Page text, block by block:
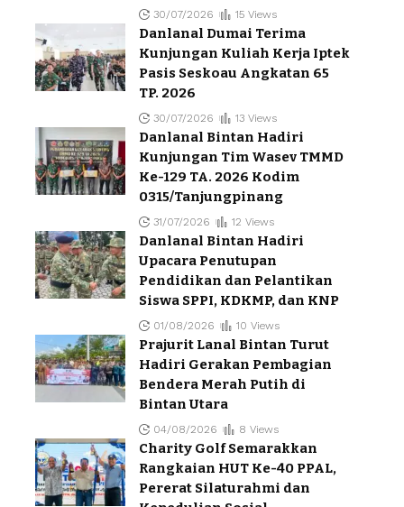
30/07/2026 15 Views
Danlanal Dumai Terima
Kunjungan Kuliah Kerja Iptek
Pasis Seskoau Angkatan 65
TP. 2026
30/07/2026 13 Views
Danlanal Bintan Hadiri
Kunjungan Tim Wasev TMMD
Ke-129 TA. 2026 Kodim
0315/Tanjungpinang
31/07/2026 12 Views
Danlanal Bintan Hadiri
Upacara Penutupan
Pendidikan dan Pelantikan
Siswa SPPI, KDKMP, dan KNP
01/08/2026 10 Views
Prajurit Lanal Bintan Turut
Hadiri Gerakan Pembagian
Bendera Merah Putih di
Bintan Utara
04/08/2026 8 Views
Charity Golf Semarakkan
Rangkaian HUT Ke-40 PPAL,
Pererat Silaturahmi dan